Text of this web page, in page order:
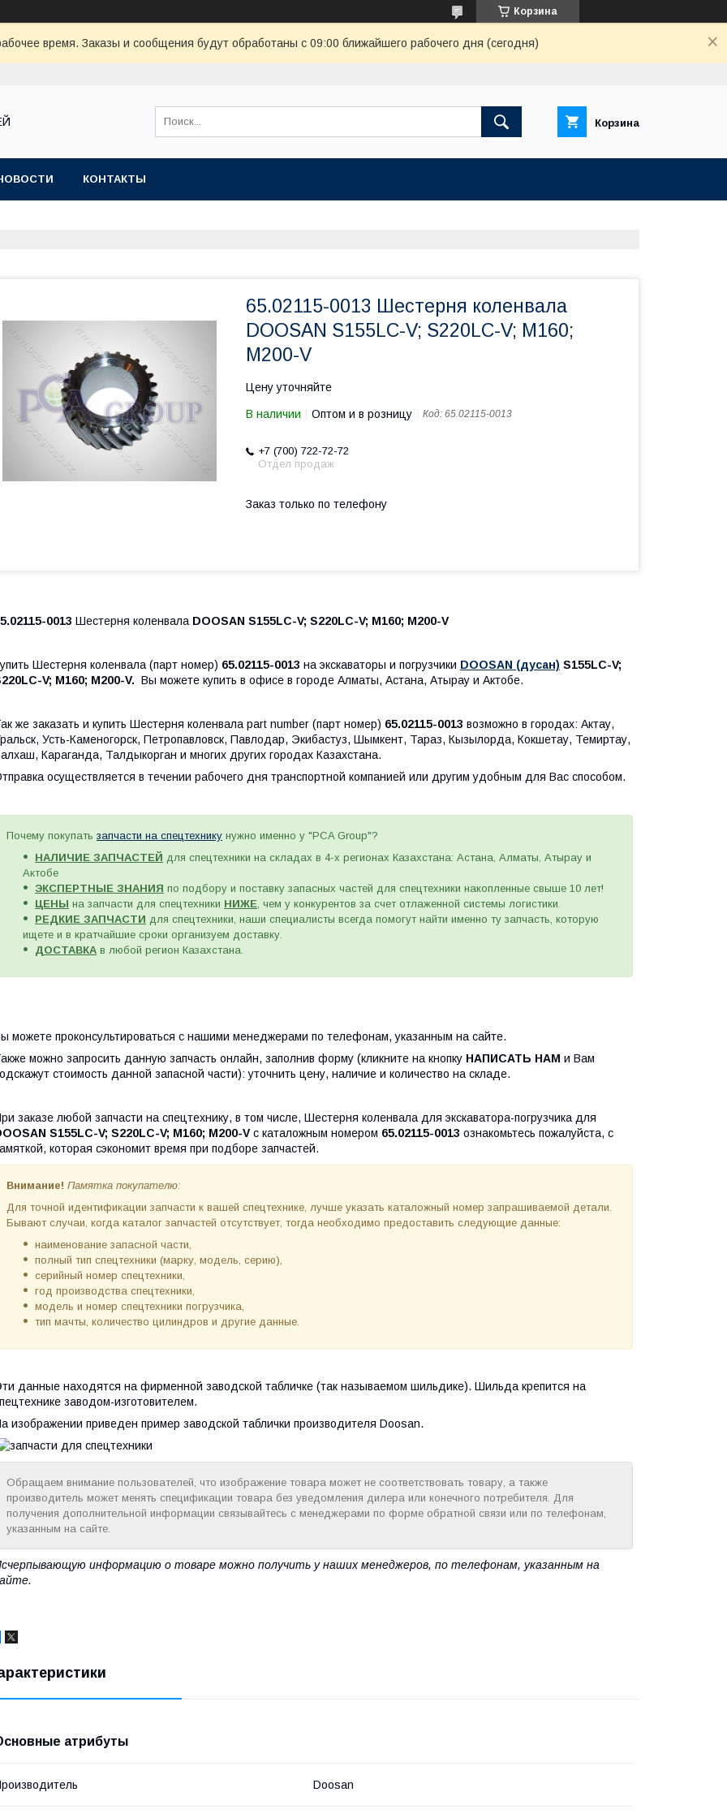
Корзина
время. Заказы и сообщения будут обработаны с 09:00 ближайшего рабочего дня (сегодня)
Корзина
КОНТАКТЫ
65.02115-0013 Шестерня коленвала
DOOSAN S155LC-V; S220LC-V; M160;
M200-V
Цену уточняйте
В наличии Оптом и в розницу Код: 65.02115-0013
+7 (700) 722-72-72
Отдел продаж
Заказ только по телефону
0013 Шестерня коленвала DOOSAN S155LC-V; S220LC-V; M160; M200-V
Шестерня коленвала (парт номер) 65.02115-0013 на экскаваторы и погрузчики DOOSAN (дусан) S155LC-V;
V; M160; M200-V. Вы можете купить в офисе в городе Алматы, Астана, Атырау и Актобе.
же заказать и купить Шестерня коленвала part number (парт номер) 65.02115-0013 возможно в городах: Актау,
Усть-Каменогорск, Петропавловск, Павлодар, Экибастуз, Шымкент, Тараз, Кызылорда, Кокшетау, Темиртау,
Караганда, Талдыкорган и многих других городах Казахстана.
осуществляется в течении рабочего дня транспортной компанией или другим удобным для Вас способом.
Почему покупать запчасти на спецтехнику нужно именно у "PCA Group"?
НАЛИЧИЕ ЗАПЧАСТЕЙ для спецтехники на складах в 4-х регионах Казахстана: Астана, Алматы, Атырау и
Актобе
ЭКСПЕРТНЫЕ ЗНАНИЯ по подбору и поставку запасных частей для спецтехники накопленные свыше 10 лет!
ЦЕНЫ на запчасти для спецтехники НИЖЕ, чем у конкурентов за счет отлаженной системы логистики.
РЕДКИЕ ЗАПЧАСТИ для спецтехники, наши специалисты всегда помогут найти именно ту запчасть, которую
ищете и в кратчайшие сроки организуем доставку.
ДОСТАВКА в любой регион Казахстана.
можете проконсультироваться с нашими менеджерами по телефонам, указанным на сайте.
можно запросить данную запчасть онлайн, заполнив форму (кликните на кнопку НАПИСАТЬ НАМ и Вам
стоимость данной запасной части): уточнить цену, наличие и количество на складе.
заказе любой запчасти на спецтехнику, в том числе, Шестерня коленвала для экскаватора-погрузчика для
S155LC-V; S220LC-V; M160; M200-V с каталожным номером 65.02115-0013 ознакомьтесь пожалуйста, с
которая сэкономит время при подборе запчастей.
Внимание! Памятка покупателю:
Для точной идентификации запчасти к вашей спецтехнике, лучше указать каталожный номер запрашиваемой детали.
Бывают случаи, когда каталог запчастей отсутствует, тогда необходимо предоставить следующие данные:
наименование запасной части,
полный тип спецтехники (марку, модель, серию),
серийный номер спецтехники,
год производства спецтехники,
модель и номер спецтехники погрузчика,
тип мачты, количество цилиндров и другие данные.
данные находятся на фирменной заводской табличке (так называемом шильдике). Шильда крепится на
заводом-изготовителем.
изображении приведен пример заводской таблички производителя Doosan.
Обращаем внимание пользователей, что изображение товара может не соответствовать товару, а также
производитель может менять спецификации товара без уведомления дилера или конечного потребителя. Для
получения дополнительной информации связывайтесь с менеджерами по форме обратной связи или по телефонам,
указанным на сайте.
информацию о товаре можно получить у наших менеджеров, по телефонам, указанным на
атрибуты
Doosan